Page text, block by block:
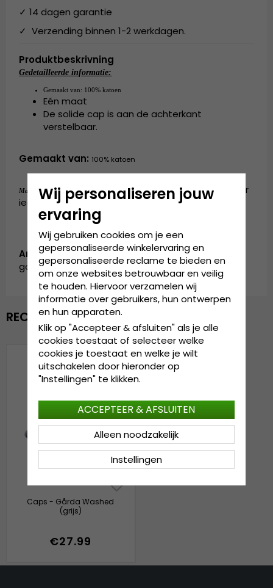
✓ 14 dagen garantie
✓ Verzending binnen 1-2 werkdagen.
Produktbeskrivning
Gedetailleerde informatie:
Gemaakt van: 100% katoen
Eén maat
De solide cap is aan de achterkant
verstelbaar.
Gemaakt van: 100% katoen
Maattabel: de cap is verkrijgbaar in één maat, die door
iedereen gedragen kan worden
Artikelnummer:
garda.cap.mgrey
RECENTELIJK BEKEKEN
Caps - Gårda Washed
(grijs)
€27.99
Wij personaliseren jouw
ervaring
Wij gebruiken cookies om je een
gepersonaliseerde winkelervaring en
gepersonaliseerde reclame te bieden en
om onze websites betrouwbaar en veilig
te houden. Hiervoor verzamelen wij
informatie over gebruikers, hun ontwerpen
en hun apparaten.
Klik op "Accepteer & afsluiten" als je alle
cookies toestaat of selecteer welke
cookies je toestaat en welke je wilt
uitschakelen door hieronder op
"Instellingen" te klikken.
Instellingen
Alleen noodzakelijk
ACCEPTEER & AFSLUITEN